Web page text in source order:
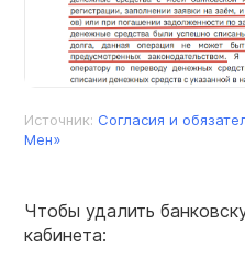
Источник: Согласия и
Мен»
Чтобы удалить
кабинета: